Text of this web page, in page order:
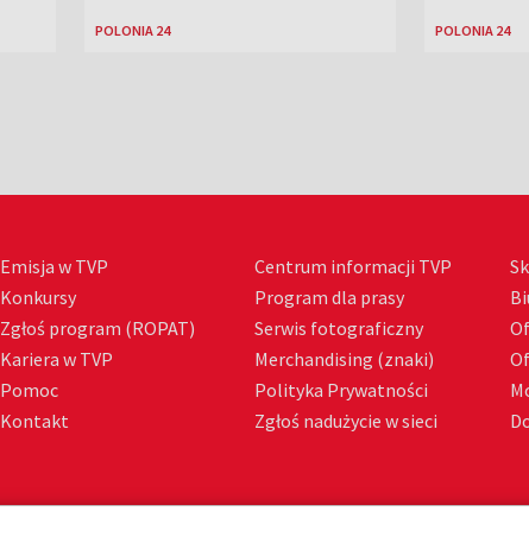
POLONIA 24 POLONIA 24
Emisja w TVP
Konkursy
Zgłoś program (ROPAT)
Kariera w TVP
Pomoc
Kontakt
Centrum informacji TVP
Program dla prasy
Serwis fotograficzny
Merchandising (znaki)
Polityka Prywatności
Zgłoś nadużycie w sieci